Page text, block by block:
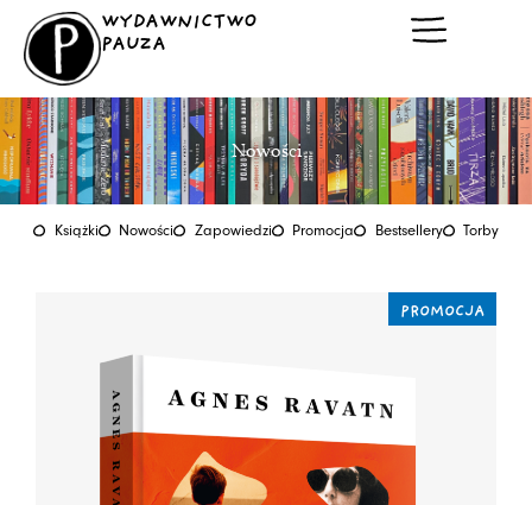
Przejdź
treści
WYDAWNICTWO
PAUZA
Nowości
Książki Nowości Zapowiedzi Promocja Bestsellery Torby
PROMOCJA